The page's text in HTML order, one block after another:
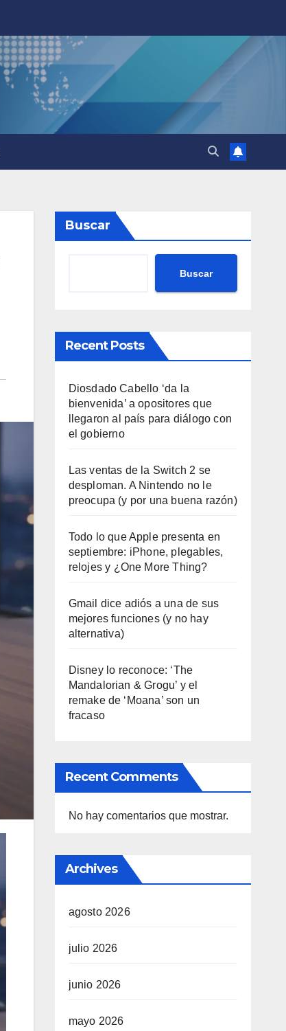
Buscar
Buscar
Recent Posts
Diosdado Cabello ‘da la
bienvenida’ a opositores que
llegaron al país para diálogo con
el gobierno
Las ventas de la Switch 2 se
desploman. A Nintendo no le
preocupa (y por una buena razón)
Todo lo que Apple presenta en
septiembre: iPhone, plegables,
relojes y ¿One More Thing?
Gmail dice adiós a una de sus
mejores funciones (y no hay
alternativa)
Disney lo reconoce: ‘The
Mandalorian & Grogu’ y el
remake de ‘Moana’ son un
fracaso
Recent Comments
No hay comentarios que mostrar.
Archives
agosto 2026
julio 2026
junio 2026
mayo 2026